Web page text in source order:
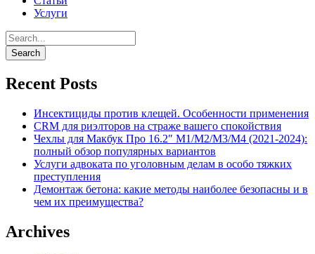
Услуги
Recent Posts
Инсектициды против клещей. Особенности применения
CRM для риэлторов на страже вашего спокойствия
Чехлы для Макбук Про 16.2″ M1/M2/M3/M4 (2021-2024):
полный обзор популярных вариантов
Услуги адвоката по уголовным делам в особо тяжких
преступления
Демонтаж бетона: какие методы наиболее безопасны и в
чем их преимущества?
Archives